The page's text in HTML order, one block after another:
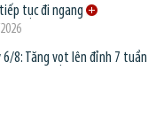
tục đi ngang
8: Tăng vọt lên đỉnh 7 tuần